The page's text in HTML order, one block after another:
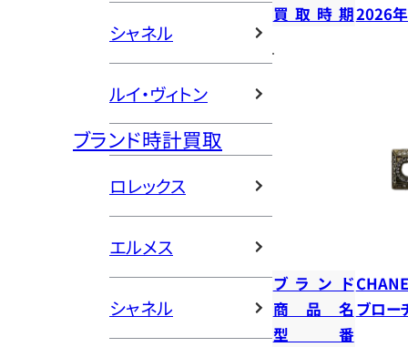
シャネル
ルイ・ヴィトン
ブランド時計買取
ロレックス
エルメス
シャネル
買取時期2026
ブランド
商品名 ブロー
型番